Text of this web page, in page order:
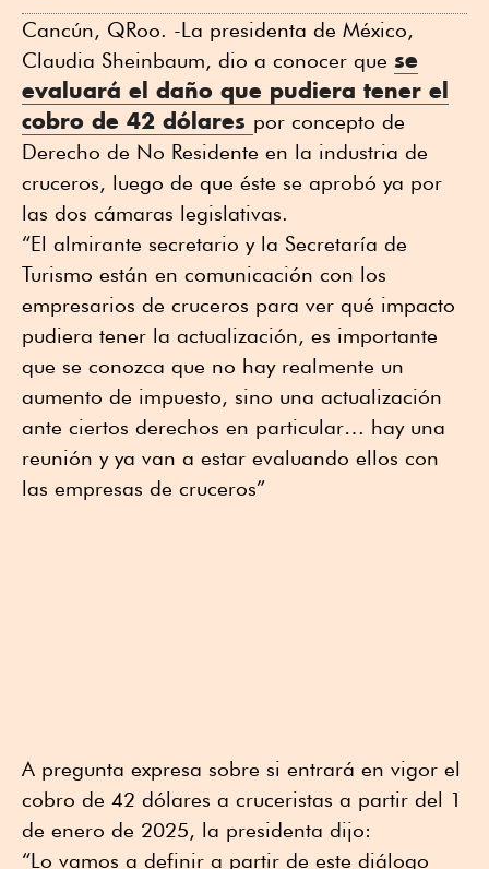
Cancún, QRoo. -La presidenta de México,
Claudia Sheinbaum, dio a conocer que se
evaluará el daño que pudiera tener el
cobro de 42 dólares por concepto de
Derecho de No Residente en la industria de
cruceros, luego de que éste se aprobó ya por
las dos cámaras legislativas.
“El almirante secretario y la Secretaría de
Turismo están en comunicación con los
empresarios de cruceros para ver qué impacto
pudiera tener la actualización, es importante
que se conozca que no hay realmente un
aumento de impuesto, sino una actualización
ante ciertos derechos en particular… hay una
reunión y ya van a estar evaluando ellos con
las empresas de cruceros”
A pregunta expresa sobre si entrará en vigor el
cobro de 42 dólares a cruceristas a partir del 1
de enero de 2025, la presidenta dijo:
“Lo vamos a definir a partir de este diálogo